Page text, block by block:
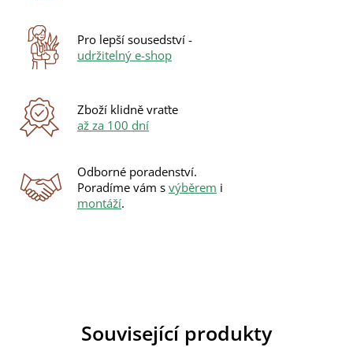
Pro lepší sousedství -
udržitelný e-shop
Zboží klidně vraťte
až za 100 dní
Odborné poradenství.
Poradíme vám s výběrem i
montáží.
Související produkty